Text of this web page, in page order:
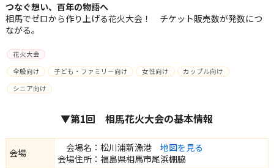
つなぐ想い、百年の物語へ
相馬でゼロから作り上げる花火大会！ チケット販売数が発数につ
ながる。
花火大会
全般向け
子ども・ファミリー向け 女性向け
カップル向け
シニア向け
▼第1回 相馬花火大会の基本情報
会場 会場名：松川浦新漁港 地図を見る
会場住所：福島県相馬市尾浜棚脇